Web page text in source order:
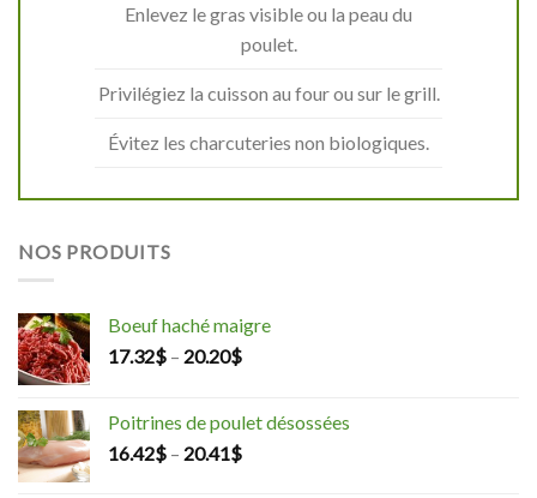
Enlevez le gras visible ou la peau du
poulet.
Privilégiez la cuisson au four ou sur le grill.
Évitez les charcuteries non biologiques.
NOS PRODUITS
Boeuf haché maigre
17.32$ – 20.20$
Poitrines de poulet désossées
16.42$ – 20.41$